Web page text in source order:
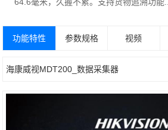
功能特性 参数规格 视频
海康威视MDT200_数据采集器